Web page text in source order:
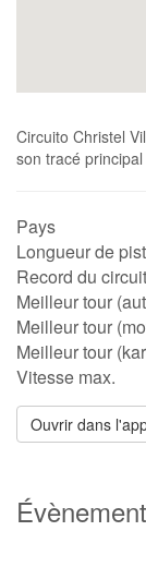
Circuito Christel
son tracé
Pays
Longueur de
Record du circuit
Meilleur tour
Meilleur tour
Meilleur tour
Vitesse max.
Ouvrir dans